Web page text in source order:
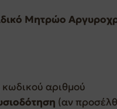
Μητρώο
κωδικού αριθμού
(αν